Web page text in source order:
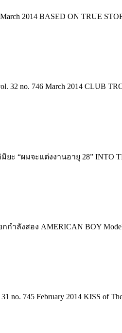
2014 BASED ON TRUE
no. 746 March 2014 CLUB
ยะ “ผมจะแต่งงานอายุ 28” INTO
กำลังสอง AMERICAN BOY
745 February 2014 KISS of The